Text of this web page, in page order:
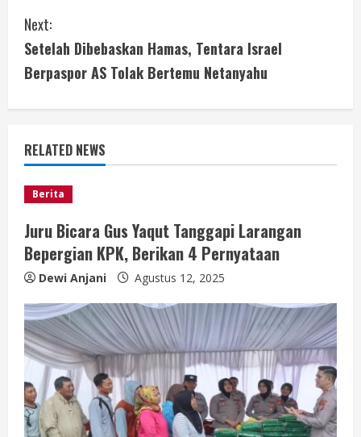
n
t
i
n
u
e
R
e
a
d
i
n
g
Next:
Setelah Dibebaskan Hamas, Tentara Israel
Berpaspor AS Tolak Bertemu Netanyahu
RELATED NEWS
Berita
Juru Bicara Gus Yaqut Tanggapi Larangan
Bepergian KPK, Berikan 4 Pernyataan
Dewi Anjani Agustus 12, 2025